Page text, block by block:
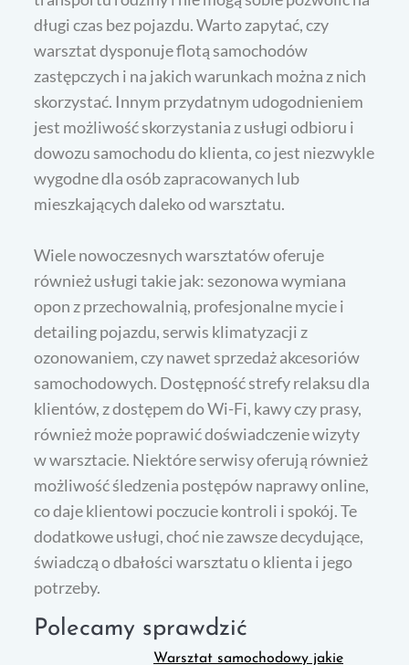
długi czas bez pojazdu. Warto zapytać, czy
warsztat dysponuje flotą samochodów
zastępczych i na jakich warunkach można z nich
skorzystać. Innym przydatnym udogodnieniem
jest możliwość skorzystania z usługi odbioru i
dowozu samochodu do klienta, co jest niezwykle
wygodne dla osób zapracowanych lub
mieszkających daleko od warsztatu.
Wiele nowoczesnych warsztatów oferuje
również usługi takie jak: sezonowa wymiana
opon z przechowalnią, profesjonalne mycie i
detailing pojazdu, serwis klimatyzacji z
ozonowaniem, czy nawet sprzedaż akcesoriów
samochodowych. Dostępność strefy relaksu dla
klientów, z dostępem do Wi-Fi, kawy czy prasy,
również może poprawić doświadczenie wizyty
w warsztacie. Niektóre serwisy oferują również
możliwość śledzenia postępów naprawy online,
co daje klientowi poczucie kontroli i spokój. Te
dodatkowe usługi, choć nie zawsze decydujące,
świadczą o dbałości warsztatu o klienta i jego
potrzeby.
Polecamy sprawdzić
Warsztat samochodowy jakie